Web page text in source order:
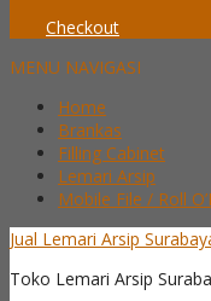
Checkout
MENU NAVIGASI
Home
Brankas
Filling Cabinet
Lemari Arsip
Mobile File / Roll
Jual Lemari Arsip
Toko Lemari Arsip